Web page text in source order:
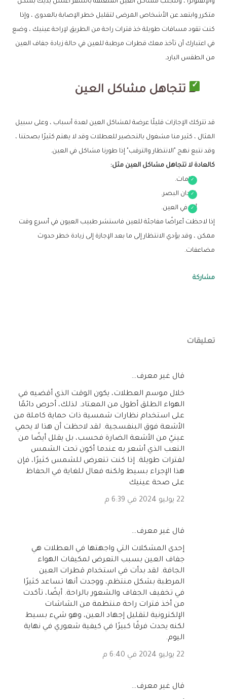
والإنفلونزا ، ولتجنب مشاكل العين المتعلقة بالسفر اغسل يديك بشكل
متكرر وابتعد عن الأشخاص المرضى لتقليل خطر الإصابة بالعدوى ، وإذا
كنت تقود مسافات طويلة خذ فترات راحة من الطريق لإراحة عينيك ، وضع
في اعتبارك أن تأخذ معك قطرات مرطبة للعين في حالة زيادة جفاف العين
من الطقس البارد.
لا تتجاهل مشاكل العين
قد تتركك الإجازات قليلًا عرضة لمشاكل العين لعدة أسباب ، وعلى سبيل
المثال ، كثير منا مشغول بالتحضير للعطلات وقد لا يهتم كثيرًا بصحتنا ،
وقد نتبع نهج "الانتظار والترقب" إذا طورنا مشاكل في العين.
كالعادة لا تتجاهل مشاكل العين مثل:
عوامات.
فقدان البصر.
ألم في العين.
إذا لاحظت أعراضًا مفاجئة للعين فاستشر طبيب العيون في أسرع وقت
ممكن ، وقد يؤدي الانتظار إلى ما بعد الإجازة إلى زيادة خطر حدوث
مضاعفات.
مشاركة
تعليقات
‏قال غير معرف…
خلال موسم العطلات، يكون الوقت الذي أقضيه في
الهواء الطلق أطول من المعتاد. لذلك، أحرص دائمًا
على استخدام نظارات شمسية ذات حماية كاملة من
الأشعة فوق البنفسجية. لقد لاحظت أن هذا لا يحمي
عينيّ من الأشعة الضارة فحسب، بل يقلل أيضًا من
التعب الذي أشعر به عندما أكون تحت الشمس
لفترات طويلة. إذا كنت تتعرض للشمس كثيرًا، فإن
هذا الإجراء بسيط ولكنه فعال للغاية في الحفاظ
على صحة عينيك
22 يوليو 2024 في 6:39 م
‏قال غير معرف…
إحدى المشكلات التي واجهتها في العطلات هي
جفاف العين بسبب التعرض لمكيفات الهواء
الجافة. لقد بدأت في استخدام قطرات العين
المرطبة بشكل منتظم، ووجدت أنها تساعد كثيرًا
في تخفيف الجفاف والشعور بالراحة. أيضًا، تأكدت
من أخذ فترات راحة منتظمة من الشاشات
الإلكترونية لتقليل إجهاد العين، وهو شيء بسيط
لكنه يحدث فرقًا كبيرًا في كيفية شعوري في نهاية
اليوم.
22 يوليو 2024 في 6:40 م
‏قال غير معرف…